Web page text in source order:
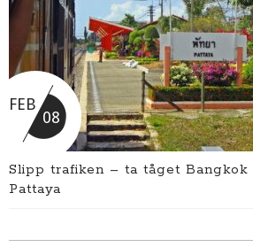
FEB
08
Slipp trafiken – ta tåget Bangkok
Pattaya